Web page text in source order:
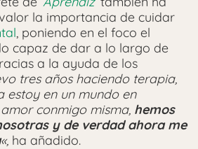
la importancia de cuidar
, poniendo en el foco el
capaz de dar a lo largo de
a la ayuda de los
tres años haciendo terapia,
estoy en un mundo en
conmigo misma, hemos
y de verdad ahora me
«, ha añadido.